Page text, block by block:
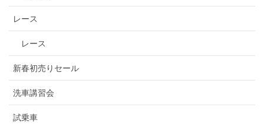
レース
レース
新春初売りセール
洗車講習会
試乗車